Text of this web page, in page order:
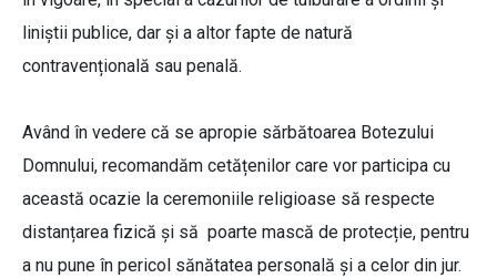
liniștii publice, dar și a altor fapte de natură
contravențională sau penală.
Având în vedere că se apropie sărbătoarea Botezului
Domnului, recomandăm cetățenilor care vor participa cu
această ocazie la ceremoniile religioase să respecte
distanțarea fizică și să poarte mască de protecție, pentru
a nu pune în pericol sănătatea personală și a celor din jur.